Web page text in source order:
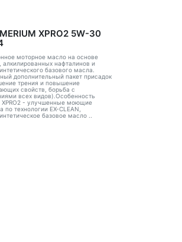
XPRO2 5W-30
моторное масло на основе
алкилированных нафталинов и
базового масла.
дополнительный пакет присадок
трения и повышение
свойств, борьба с
всех видов).Особенность
XPRO2 - улучшенные моющие
по технологии EX-CLEAN,
базовое масло ..